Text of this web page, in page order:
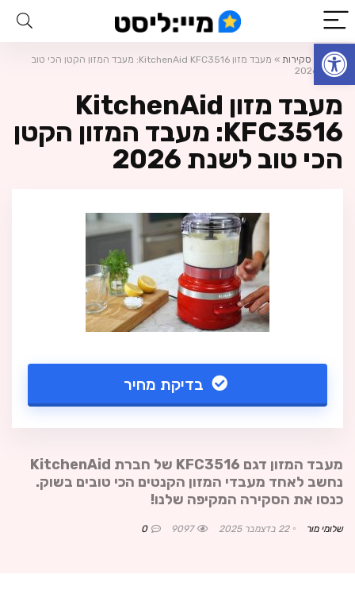
פתח סרגל נגישות
ראשי סקירות »
מעבד מזון KitchenAid KFC3516: מעבד המזון הקטן הכי טוב
לשנת 2026
מעבד מזון KitchenAid
KFC3516: מעבד המזון הקטן
הכי טוב לשנת 2026
בדיקת מחיר
מעבד המזון דגם KFC3516 של חברת KitchenAid
נחשב לאחד מעבדי המזון הקנטים הכי טובים בשוק.
כנסו את הסקירה המקיפה שלנו!
שלומי מור 22 בדצמבר 2025 9097
0